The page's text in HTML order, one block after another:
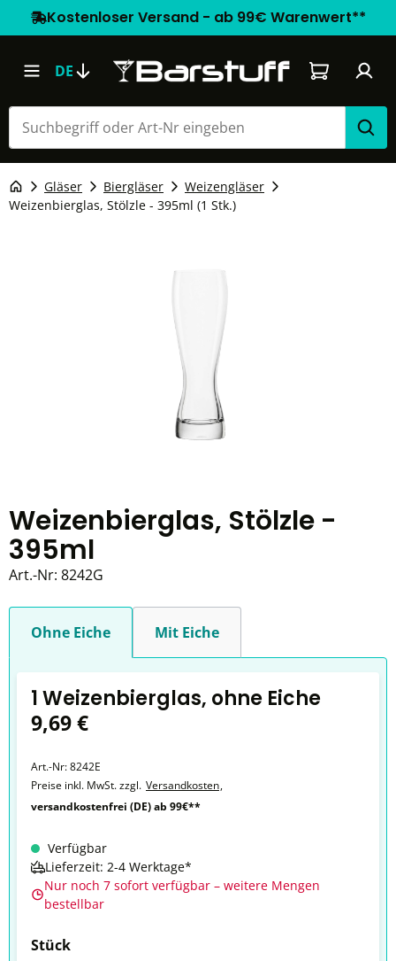
Kostenloser Versand - ab 99€ Warenwert**
DE Warenkorb
Gläser Biergläser
Weizengläser
Weizenbierglas, Stölzle - 395ml (1 Stk.)
Weizenbierglas, Stölzle -
395ml
Art.-Nr: 8242G
Ohne Eiche Mit Eiche
1 Weizenbierglas, ohne Eiche
9,69 €
Art.-Nr:8242E
Preise inkl. MwSt. zzgl. Versandkosten,
versandkostenfrei (DE) ab 99€**
Verfügbar
Lieferzeit: 2-4 Werktage*
Nur noch 7 sofort verfügbar – weitere Mengen
bestellbar
Stück